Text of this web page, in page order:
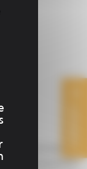
les levées de
l’avancement